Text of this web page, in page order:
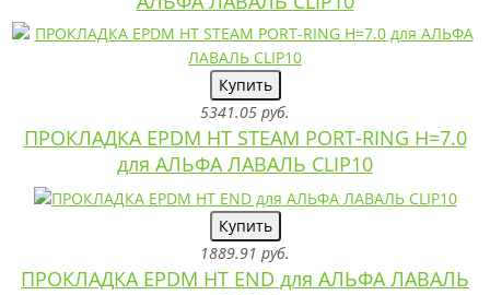
Купить
5341.05 руб.
ПРОКЛАДКА EPDM HT STEAM PORT-RING H=7.0
для АЛЬФА ЛАВАЛЬ CLIP10
Купить
1889.91 руб.
ПРОКЛАДКА EPDM HT END для АЛЬФА ЛАВАЛЬ